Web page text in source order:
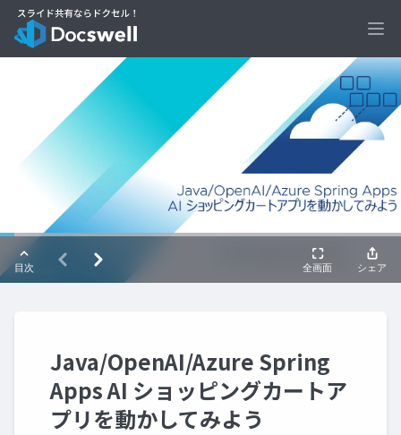
Java/OpenAI/Azure Spring
Apps AI ショッピングカートア
プリを動かしてみよう